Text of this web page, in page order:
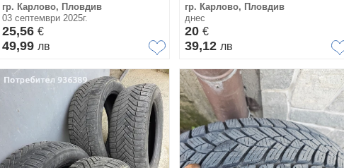
гр. Карлово, Пловдив
03 септември 2025г.
25,56 €
49,99 лв
гр. Карлово, Пловдив
днес
20 €
39,12 лв